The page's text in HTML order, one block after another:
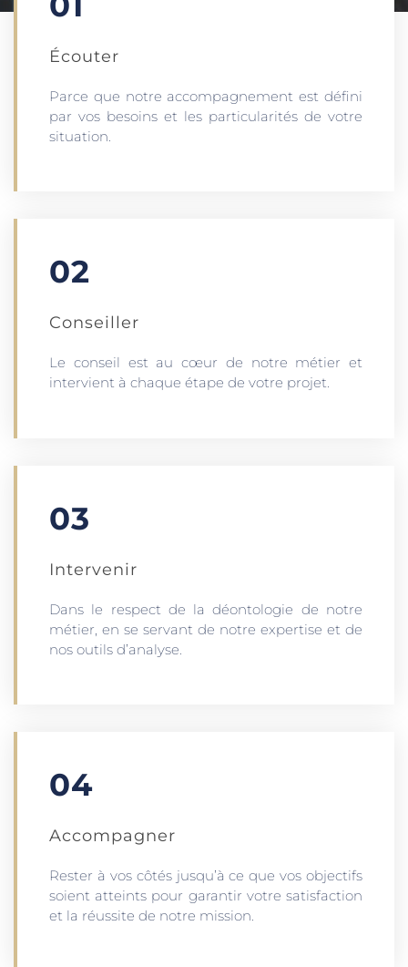
Écouter​
Parce que notre accompagnement est défini
par vos besoins et les particularités de votre
situation.
02
Conseiller
Le conseil est au cœur de notre métier et
intervient à chaque étape de votre projet.
03
Intervenir
Dans le respect de la déontologie de notre
métier, en se servant de notre expertise et de
nos outils d’analyse.
04
Accompagner
Rester à vos côtés jusqu’à ce que vos objectifs
soient atteints pour garantir votre satisfaction
et la réussite de notre mission.